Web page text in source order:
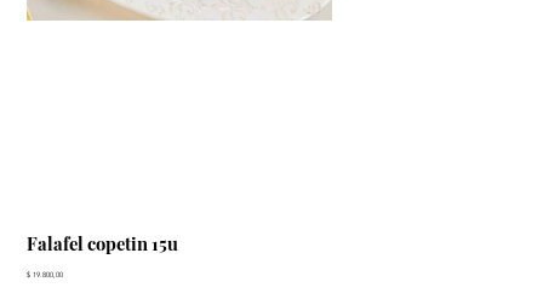
Falafel copetin 15u
Precio
$ 19.800,00